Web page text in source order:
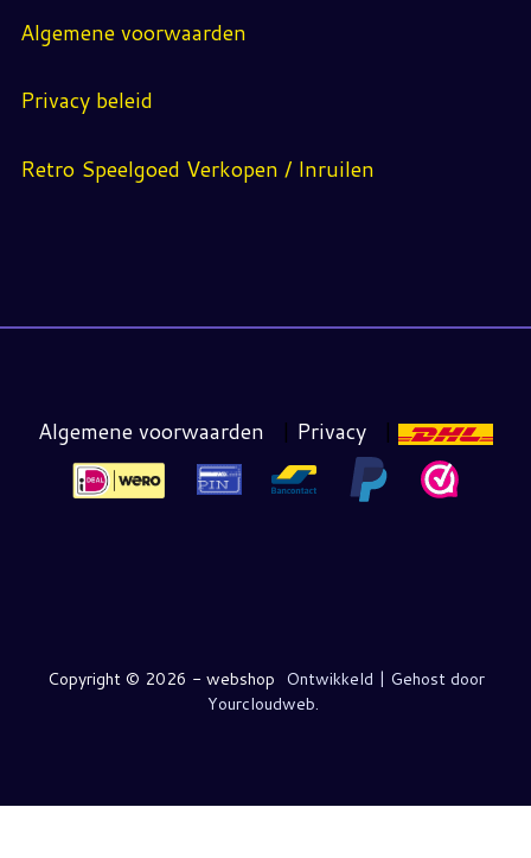
Algemene voorwaarden
Privacy beleid
Retro Speelgoed Verkopen / Inruilen
Algemene voorwaarden | Privacy |
Copyright © 2026 - webshop Ontwikkeld | Gehost door
Yourcloudweb.